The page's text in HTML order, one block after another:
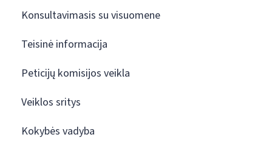
Konsultavimasis su visuomene
Teisinė informacija
Peticijų komisijos veikla
Veiklos sritys
Kokybės vadyba